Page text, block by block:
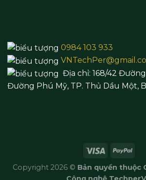
0984 103 933
Địa chỉ: 168/42
Đường Phú Mỹ, TP. Thủ Dầu Một,
Copyright 2026 © Bản quyền thuộc